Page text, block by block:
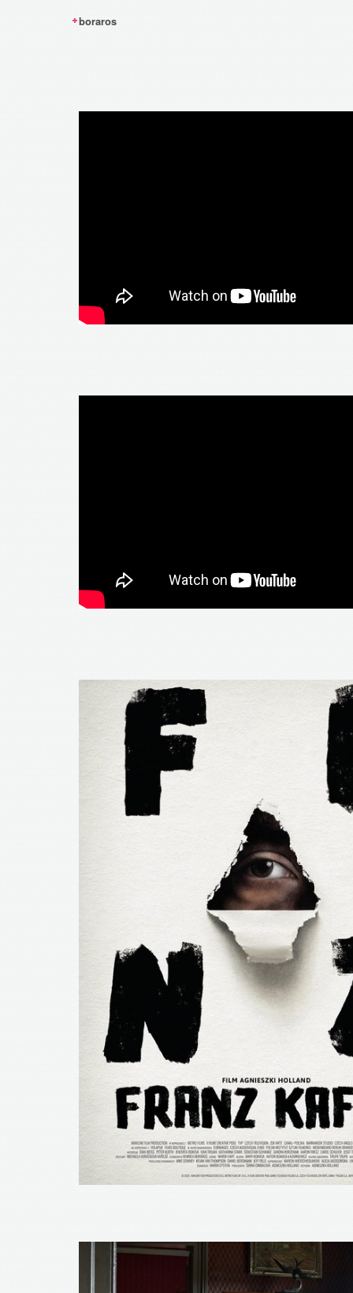
boraros